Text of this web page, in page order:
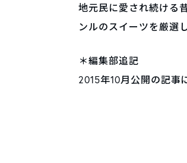
地元民に愛され続ける
ンルのスイーツを厳選
＊編集部追記
2015年10月公開の記事